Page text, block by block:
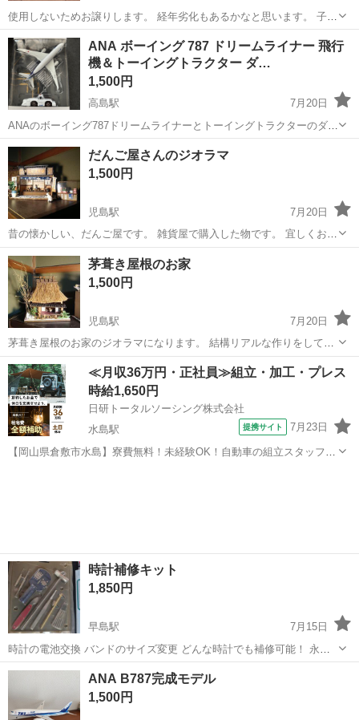
使用しないためお譲りします。 経年劣化もあるかなと思います。 子ど
ものおもちゃにご理解の上でお問い合わせいただけますと幸いです。
岡山 岡山市 模型、プラモデル
ANA ボーイング 787 ドリームライナー 飛行
機＆トーイングトラクター ダ…
1,500円
高島駅
7月20日
ANAのボーイング787ドリームライナーとトーイングトラクターのダイ
キャストセットです。パッケージに入ったままの未使用品です。 【商
品内容】 ・ボーイング787 飛行機模型 ・トーイングトラクター コレ
クション整理のため...
岡山 岡山市 高島駅
だんご屋さんのジオラマ
1,500円
児島駅
7月20日
昔の懐かしい、だんご屋です。 雑貨屋で購入した物です。 宜しくお願
い致します。 お値段下げました。
岡山 倉敷市 児島駅 模型、プラモデル
茅葺き屋根のお家
1,500円
児島駅
7月20日
茅葺き屋根のお家のジオラマになります。 結構リアルな作りをしてい
ますよ。 宜しくお願い致します。 🎵お値段下げました。
岡山 倉敷市 児島駅 模型、プラモデル
≪月収36万円・正社員≫組立・加工・プレス
時給1,650円
日研トータルソーシング株式会社
水島駅
提携サイト 7月23日
【岡山県倉敷市水島】寮費無料！未経験OK！自動車の組立スタッフ
時計補修キット
1,850円
早島駅
7月15日
時計の電池交換 バンドのサイズ変更 どんな時計でも補修可能！ 永年
使用せずタンスの肥やしになっていました
岡山 都窪郡 模型、プラモデル
ANA B787完成モデル
1,500円